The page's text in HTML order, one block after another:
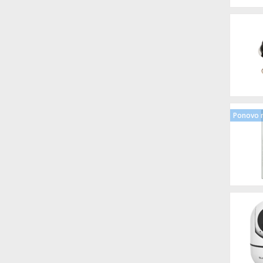
Ponovo